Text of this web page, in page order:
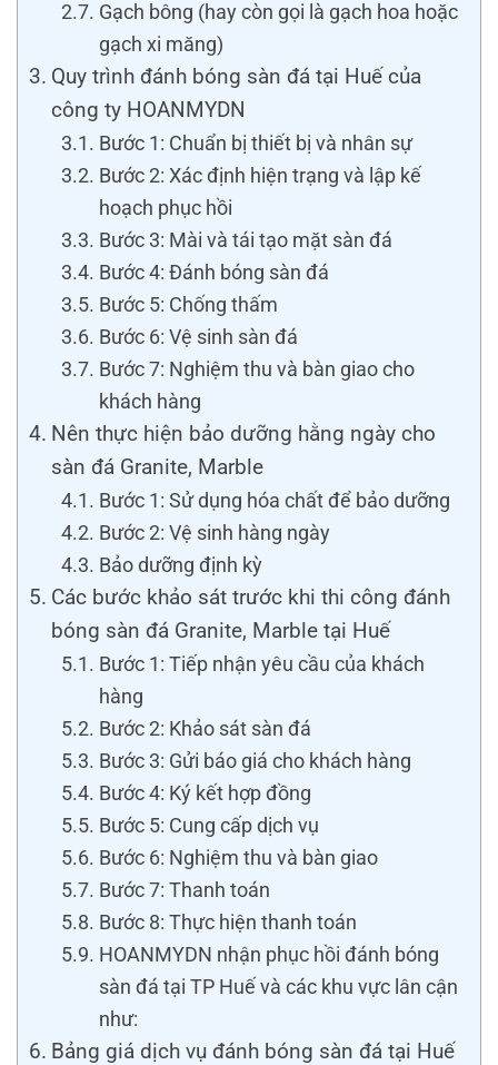
Gạch bông (hay còn gọi là gạch hoa hoặc
gạch xi măng)
Quy trình đánh bóng sàn đá tại Huế của
công ty HOANMYDN
Bước 1: Chuẩn bị thiết bị và nhân sự
Bước 2: Xác định hiện trạng và lập kế
hoạch phục hồi
Bước 3: Mài và tái tạo mặt sàn đá
Bước 4: Đánh bóng sàn đá
Bước 5: Chống thấm
Bước 6: Vệ sinh sàn đá
Bước 7: Nghiệm thu và bàn giao cho
khách hàng
Nên thực hiện bảo dưỡng hằng ngày cho
sàn đá Granite, Marble
Bước 1: Sử dụng hóa chất để bảo dưỡng
Bước 2: Vệ sinh hàng ngày
Bảo dưỡng định kỳ
Các bước khảo sát trước khi thi công đánh
bóng sàn đá Granite, Marble tại Huế
Bước 1: Tiếp nhận yêu cầu của khách
hàng
Bước 2: Khảo sát sàn đá
Bước 3: Gửi báo giá cho khách hàng
Bước 4: Ký kết hợp đồng
Bước 5: Cung cấp dịch vụ
Bước 6: Nghiệm thu và bàn giao
Bước 7: Thanh toán
Bước 8: Thực hiện thanh toán
HOANMYDN nhận phục hồi đánh bóng
sàn đá tại TP Huế và các khu vực lân cận
như:
Bảng giá dịch vụ đánh bóng sàn đá tại Huế